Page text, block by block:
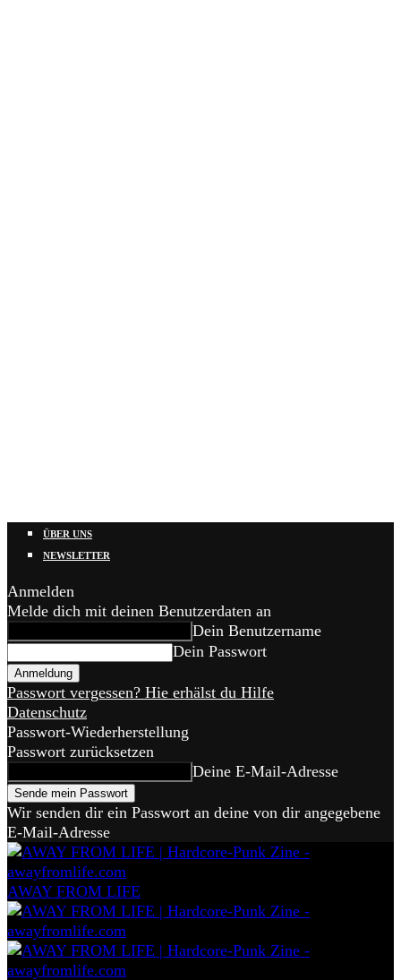
ÜBER UNS
NEWSLETTER
Anmelden
Melde dich mit deinen Benutzerdaten an
Dein Benutzername
Dein Passwort
Passwort vergessen? Hie erhälst du Hilfe
Datenschutz
Passwort-Wiederherstellung
Passwort zurücksetzen
Deine E-Mail-Adresse
Wir senden dir ein Passwort an deine von dir angegebene
E-Mail-Adresse
AWAY FROM LIFE